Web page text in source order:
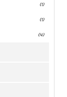
(1)
(1)
(4)